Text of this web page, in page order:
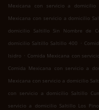
Mexicana con servicio a
Mexicana con servicio a domicilio
domicilio Saltillo Sin Nombre de
domicilio Saltillo Saltillo 400 .
Isidro . Comida Mexicana con
Comida Mexicana con servicio a
Mexicana con servicio a domicilio
con servicio a domicilio Saltillo
servicio a domicilio Saltillo Los